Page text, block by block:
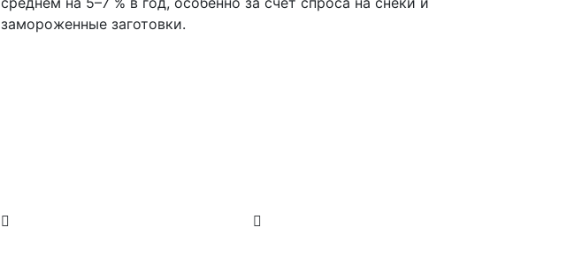
замороженные заготовки.